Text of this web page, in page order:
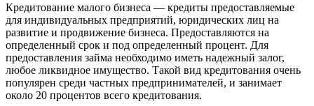
Кредитование малого бизнеса — кредиты предоставляемые
для индивидуальных предприятий, юридических лиц на
развитие и продвижение бизнеса. Предоставляются на
определенный срок и под определенный процент. Для
предоставления займа необходимо иметь надежный залог,
любое ликвидное имущество. Такой вид кредитования очень
популярен среди частных предпринимателей, и занимает
около 20 процентов всего кредитования.